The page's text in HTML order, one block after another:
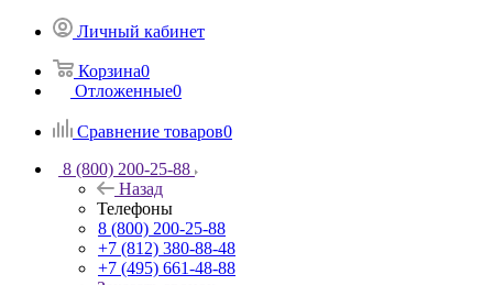
Личный кабинет
Корзина0
Отложенные0
Сравнение товаров0
8 (800) 200-25-88
Назад
Телефоны
8 (800) 200-25-88
+7 (812) 380-88-48
+7 (495) 661-48-88